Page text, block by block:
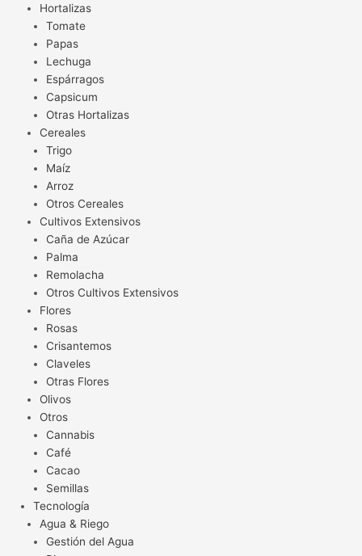
Hortalizas
Tomate
Papas
Lechuga
Espárragos
Capsicum
Otras Hortalizas
Cereales
Trigo
Maíz
Arroz
Otros Cereales
Cultivos Extensivos
Caña de Azúcar
Palma
Remolacha
Otros Cultivos Extensivos
Flores
Rosas
Crisantemos
Claveles
Otras Flores
Olivos
Otros
Cannabis
Café
Cacao
Semillas
Tecnología
Agua & Riego
Gestión del Agua